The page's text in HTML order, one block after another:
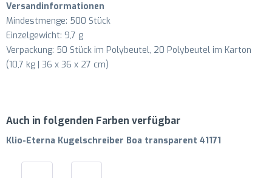
Versandinformationen
Mindestmenge: 500 Stück
Einzelgewicht: 9,7 g
Verpackung: 50 Stück im Polybeutel, 20 Polybeutel im Karton
(10,7 kg | 36 x 36 x 27 cm)
Auch in folgenden Farben verfügbar
Klio-Eterna Kugelschreiber Boa transparent 41171